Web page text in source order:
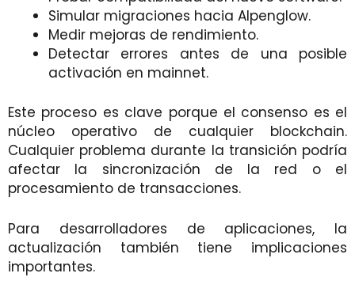
Simular migraciones hacia Alpenglow.
Medir mejoras de rendimiento.
Detectar errores antes de una posible
activación en mainnet.
Este proceso es clave porque el consenso es el
núcleo operativo de cualquier blockchain.
Cualquier problema durante la transición podría
afectar la sincronización de la red o el
procesamiento de transacciones.
Para desarrolladores de aplicaciones, la
actualización también tiene implicaciones
importantes.